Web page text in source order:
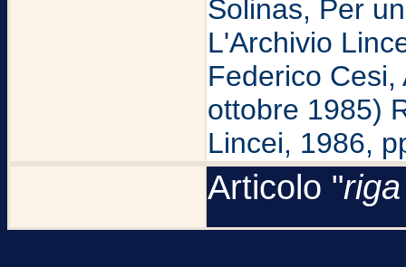
Solinas, Per
L'Archivio
Federico
ottobre 1985)
Lincei, 1986,
Articolo "